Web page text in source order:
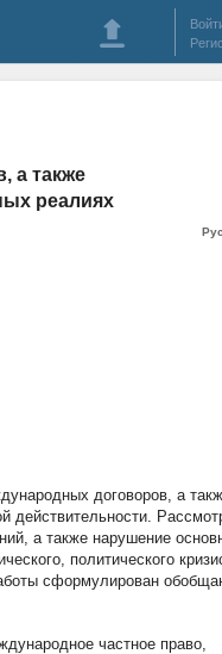
а также
реалиях
Рус
договоров, а
действительности.
а также нарушение
политического
сформулирован
частное право,